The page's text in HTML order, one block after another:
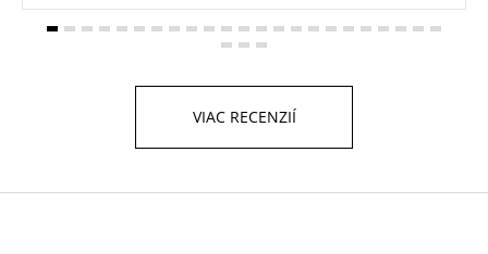
VIAC RECENZIÍ